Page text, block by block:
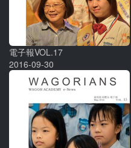
電子報VOL.17
2016-09-30